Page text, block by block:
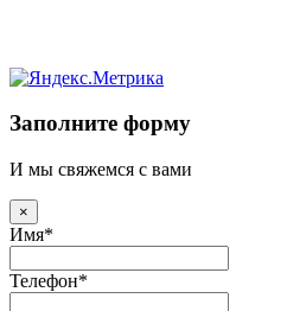
Заполните форму
И мы свяжемся с вами
×
Имя*
Телефон*